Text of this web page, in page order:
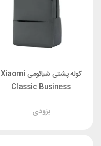
کوله پشتی شیائومی Xiaomi
Classic Business
مناسب لپ تاپ 15.6 اینچ
بزودی